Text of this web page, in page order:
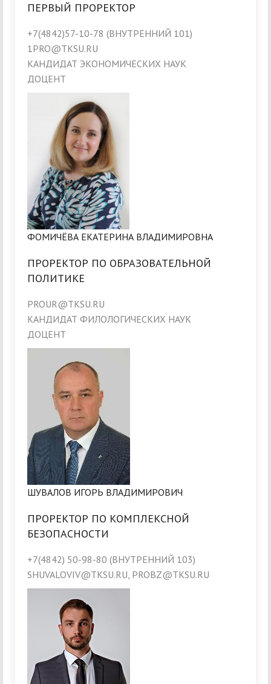
ПЕРВЫЙ ПРОРЕКТОР
+7(4842)57-10-78 (ВНУТРЕННИЙ 101)
1PRO@TKSU.RU
КАНДИДАТ ЭКОНОМИЧЕСКИХ НАУК
ДОЦЕНТ
ФОМИЧЁВА ЕКАТЕРИНА ВЛАДИМИРОВНА
ПРОРЕКТОР ПО ОБРАЗОВАТЕЛЬНОЙ
ПОЛИТИКЕ
PROUR@TKSU.RU
КАНДИДАТ ФИЛОЛОГИЧЕСКИХ НАУК
ДОЦЕНТ
ШУВАЛОВ ИГОРЬ ВЛАДИМИРОВИЧ
ПРОРЕКТОР ПО КОМПЛЕКСНОЙ
БЕЗОПАСНОСТИ
+7(4842) 50-98-80 (ВНУТРЕННИЙ 103)
SHUVALOVIV@TKSU.RU, PROBZ@TKSU.RU